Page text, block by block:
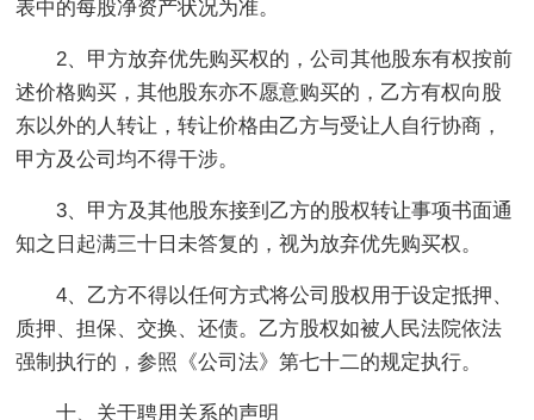
表中的每股净资产状况为准。
2、甲方放弃优先购买权的，公司其他股东有权按前
述价格购买，其他股东亦不愿意购买的，乙方有权向股
东以外的人转让，转让价格由乙方与受让人自行协商，
甲方及公司均不得干涉。
3、甲方及其他股东接到乙方的股权转让事项书面通
知之日起满三十日未答复的，视为放弃优先购买权。
4、乙方不得以任何方式将公司股权用于设定抵押、
质押、担保、交换、还债。乙方股权如被人民法院依法
强制执行的，参照《公司法》第七十二的规定执行。
十、关于聘用关系的声明